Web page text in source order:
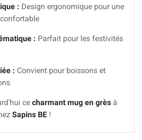
: Design ergonomique pour une
: Parfait pour les festivités
: Convient pour boissons et
ce charmant mug en grès à
Sapins BE !